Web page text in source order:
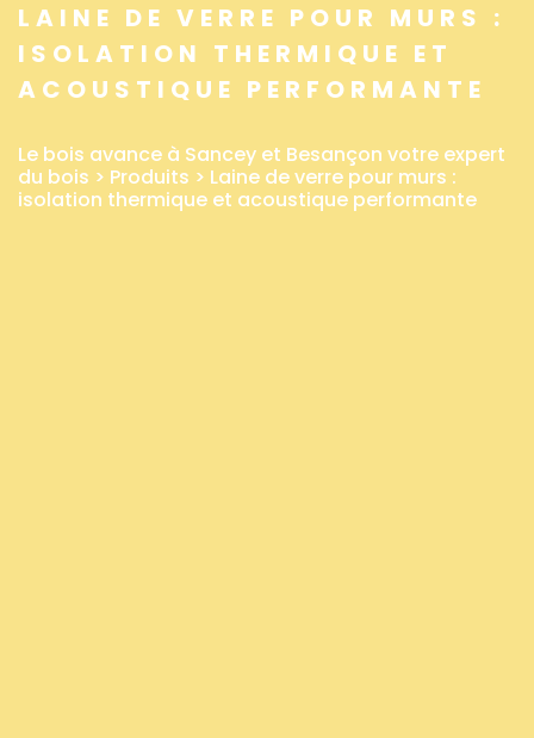
LAINE DE VERRE POUR MURS :
ISOLATION THERMIQUE ET
ACOUSTIQUE PERFORMANTE
Le bois avance à Sancey et Besançon votre expert
du bois > Produits > Laine de verre pour murs :
isolation thermique et acoustique performante